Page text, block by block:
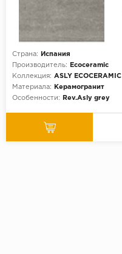
Страна:
Испания
Производитель:
Ecoceramic
Коллекция: ASLY ECOCERAMIC
Материала:
Керамогранит
Особенности:
Rev.Asly grey